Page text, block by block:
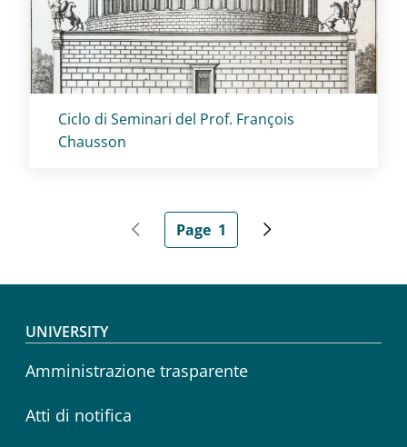
Titolo card:
Ciclo di Seminari del Prof. François
Chausson
Pagination
Previous pageCurrent page
Page 1 Next page
Footer menu
UNIVERSITY
Amministrazione trasparente
Atti di notifica